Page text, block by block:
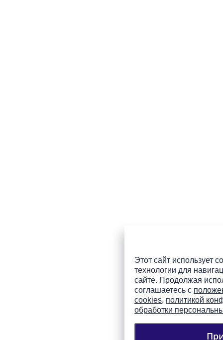
Этот сайт использует
технологии для
сайте. Продолжая
соглашаетесь с
cookies, политикой
обработки